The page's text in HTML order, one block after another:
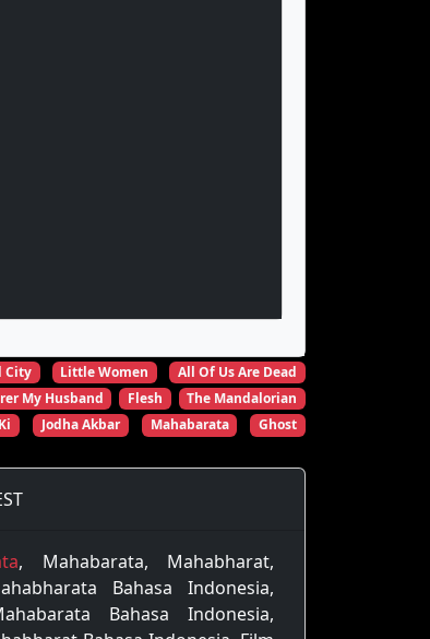
City Little Women
All Of Us Are Dead
My Husband Flesh
The Mandalorian
Jodha Akbar Mahabarata
Ghost
, Mahabarata, Mahabharat,
Bahasa Indonesia,
Bahasa Indonesia,